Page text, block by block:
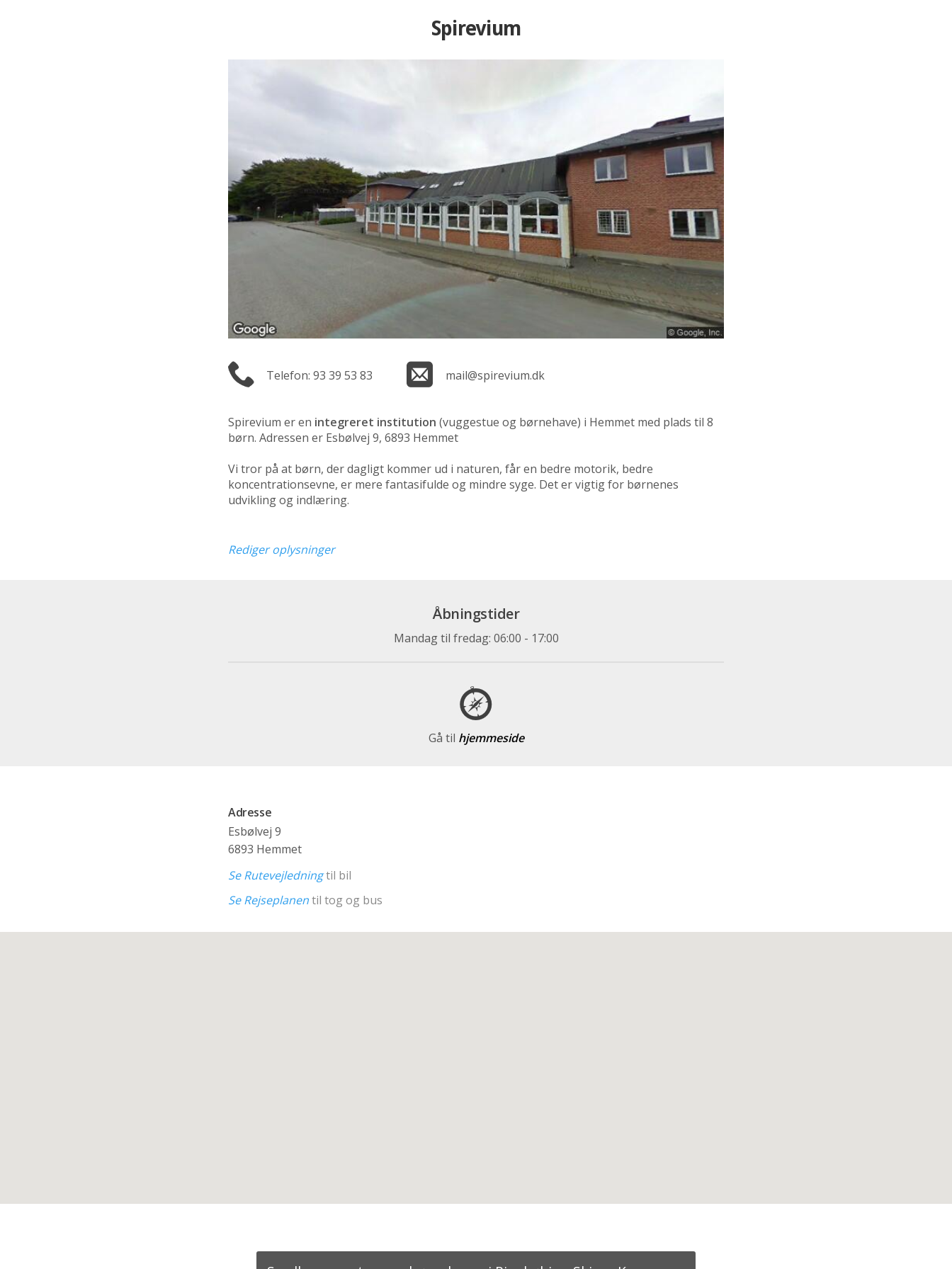
Spirevium
Telefon: 93 39 53 83 mail@spirevium.dk
Spirevium er en integreret institution (vuggestue og børnehave) i Hemmet med plads til 8
børn. Adressen er Esbølvej 9, 6893 Hemmet
Vi tror på at børn, der dagligt kommer ud i naturen, får en bedre motorik, bedre
koncentrationsevne, er mere fantasifulde og mindre syge. Det er vigtig for børnenes
udvikling og indlæring.
Rediger oplysninger
Åbningstider
Mandag til fredag: 06:00 - 17:00
Gå til hjemmeside
Adresse
Esbølvej 9
6893 Hemmet
Se Rutevejledningtil bil
Se Rejseplanentil tog og bus